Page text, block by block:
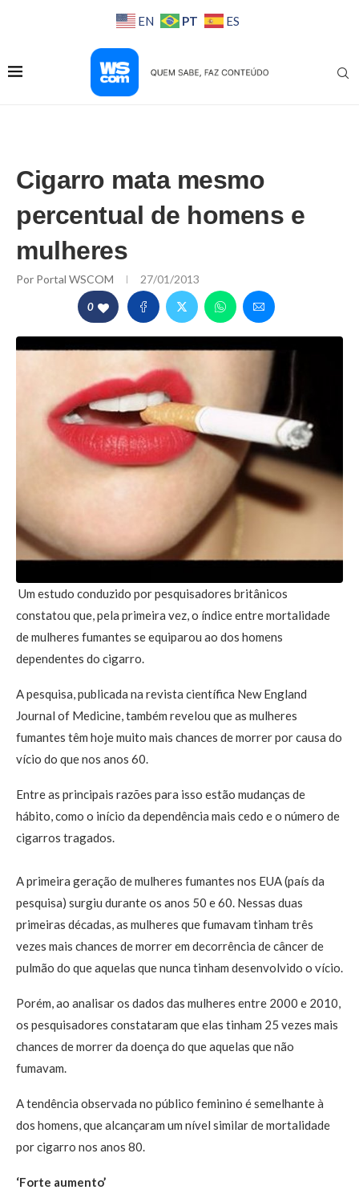
EN PT ES
Cigarro mata mesmo
percentual de homens e
mulheres
Por Portal WSCOM 27/01/2013
0
Um estudo conduzido por pesquisadores britânicos
constatou que, pela primeira vez, o índice entre mortalidade
de mulheres fumantes se equiparou ao dos homens
dependentes do cigarro.
A pesquisa, publicada na revista científica New England
Journal of Medicine, também revelou que as mulheres
fumantes têm hoje muito mais chances de morrer por causa do
vício do que nos anos 60.
Entre as principais razões para isso estão mudanças de
hábito, como o início da dependência mais cedo e o número de
cigarros tragados.
A primeira geração de mulheres fumantes nos EUA (país da
pesquisa) surgiu durante os anos 50 e 60. Nessas duas
primeiras décadas, as mulheres que fumavam tinham três
vezes mais chances de morrer em decorrência de câncer de
pulmão do que aquelas que nunca tinham desenvolvido o vício.
Porém, ao analisar os dados das mulheres entre 2000 e 2010,
os pesquisadores constataram que elas tinham 25 vezes mais
chances de morrer da doença do que aquelas que não
fumavam.
A tendência observada no público feminino é semelhante à
dos homens, que alcançaram um nível similar de mortalidade
por cigarro nos anos 80.
‘Forte aumento’